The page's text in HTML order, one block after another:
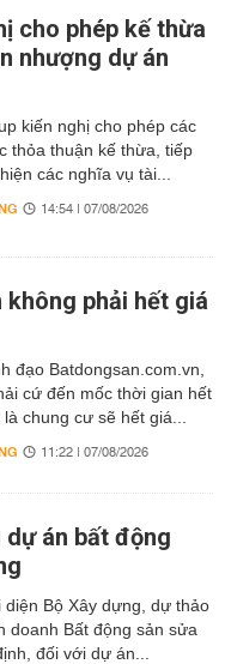
cho phép kế thừa
nhượng dự án
kiến nghị cho phép các
thỏa thuận kế thừa, tiếp
các nghĩa vụ tài...
14:54 | 07/08/2026
không phải hết giá
đạo Batdongsan.com.vn,
cứ đến mốc thời gian hết
chung cư sẽ hết giá...
11:22 | 07/08/2026
án bất động
diện Bộ Xây dựng, dự thảo
doanh Bất động sản sửa
đối với dự án...